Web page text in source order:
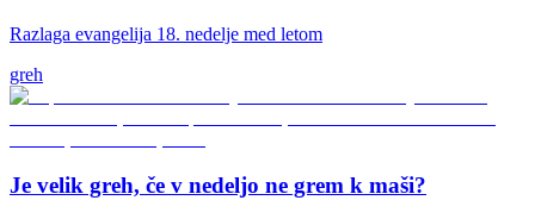
Razlaga evangelija 18. nedelje med letom
greh
Je velik greh, če v nedeljo ne grem k maši?